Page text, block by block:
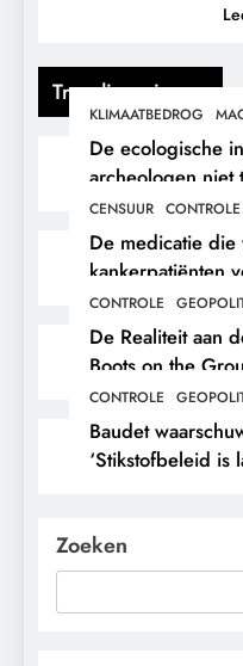
Trending nieuws
KLIMAATBEDROG
De ecologische
archeologen niet
CENSUUR CONTROLE
De medicatie
kankerpatiënten
hun eigen arts.
CONTROLE
De Realiteit aan
Boots on the
CONTROLE
Baudet
‘Stikstofbeleid is
Zoeken